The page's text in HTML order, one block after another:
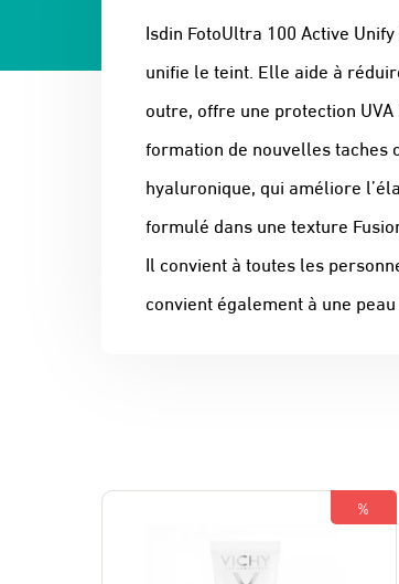
Isdin FotoUltra 100 Active
unifie le teint. Elle aide à
outre, offre une protection
formation de nouvelles taches
hyaluronique, qui améliore
formulé dans une texture
Il convient à toutes les
convient également à une
%